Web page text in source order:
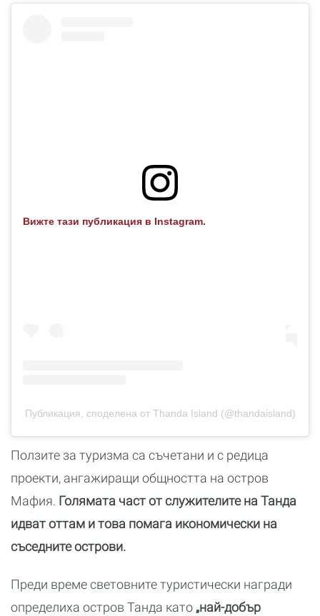
Вижте тази публикация в Instagram.
Публикация, споделена от Thanda Island (@thandaisland)
Ползите за туризма са съчетани и с редица
проекти, ангажиращи общността на остров
Мафия. Голямата част от служителите на Танда
идват оттам и това помага икономически на
съседните острови.
Преди време световните туристически награди
определиха остров Танда като „най-добър